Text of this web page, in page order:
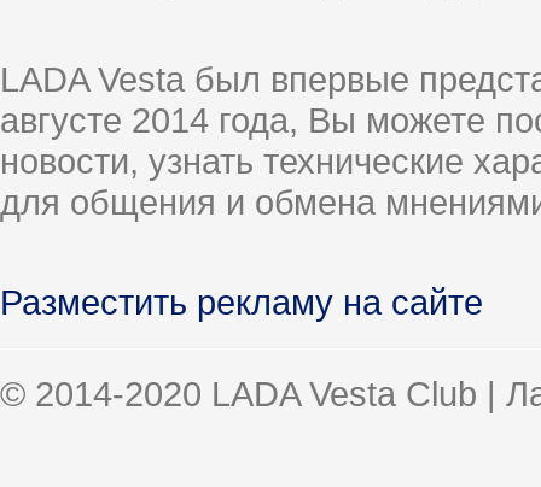
LADA Vesta был впервые
августе 2014 года, Вы можете
новости, узнать технические
для общения и обмена
Разместить рекламу на сайте
© 2014-2020 LADA Vesta Club |